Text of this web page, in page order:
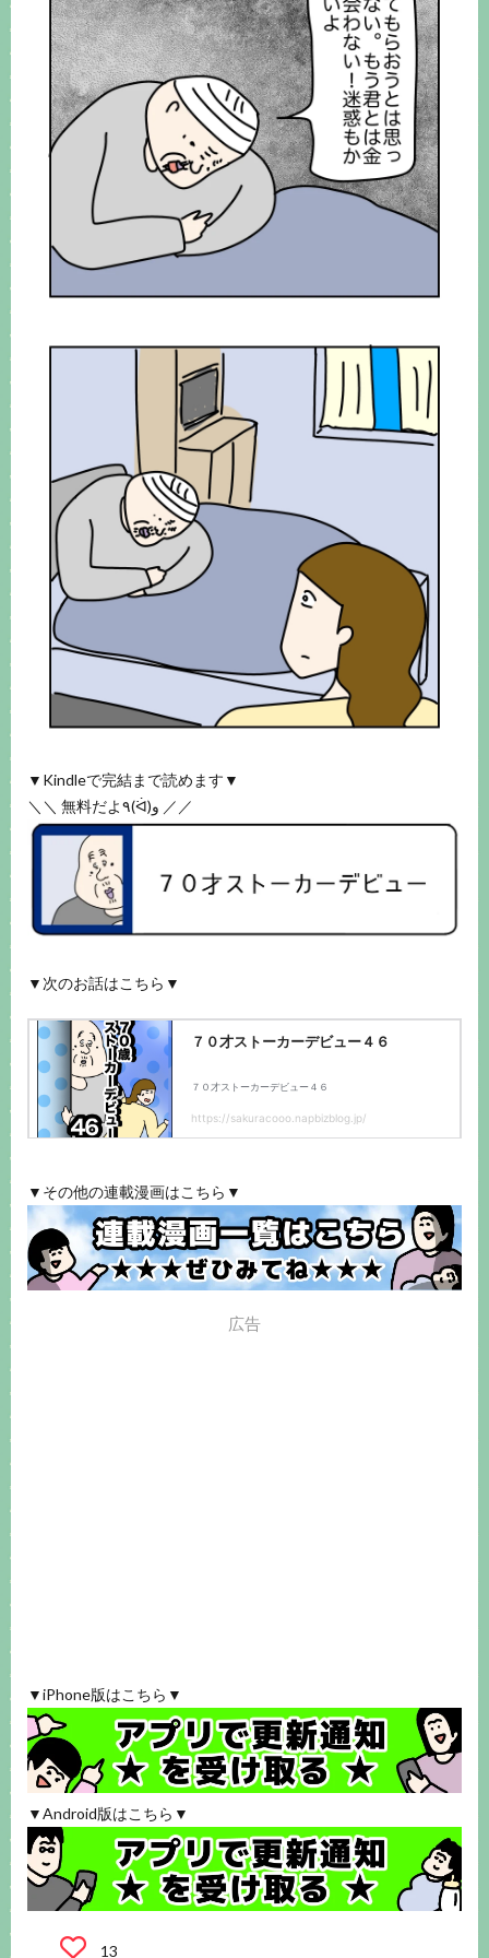
▼Kindleで完結まで読めます▼
＼＼ 無料だよ٩(ᐛ)و ／／
▼次のお話はこちら▼
▼その他の連載漫画はこちら▼
広告
▼iPhone版はこちら▼
▼Android版はこちら▼
13